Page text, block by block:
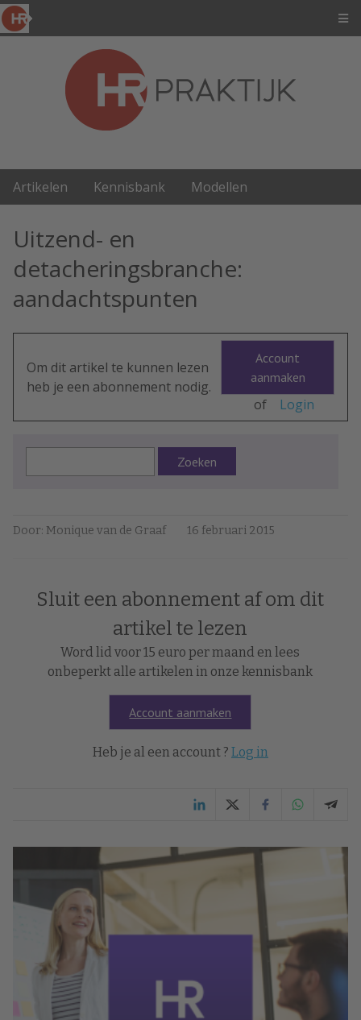
Artikelen Kennisbank Modellen
Uitzend- en
detacheringsbranche:
aandachtspunten
Om dit artikel te kunnen lezen
heb je een abonnement nodig.
Account
aanmaken
of Login
Zoeken
Door: Monique van de Graaf 16 februari 2015
Sluit een abonnement af om dit
artikel te lezen
Word lid voor 15 euro per maand en lees
onbeperkt alle artikelen in onze kennisbank
Account aanmaken
Heb je al een account ? Log in